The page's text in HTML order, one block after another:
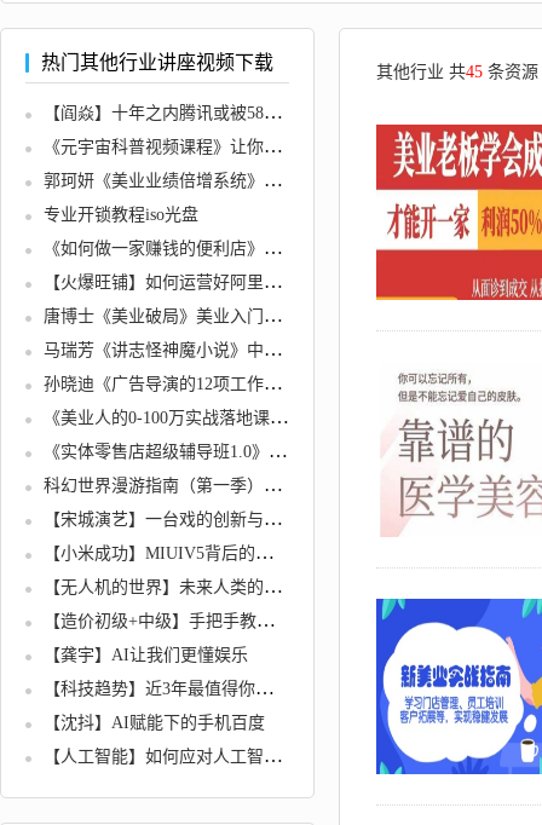
热门其他行业讲座视频下载
【阎焱】十年之内腾讯或被58超越
《元宇宙科普视频课程》让你系统了解元宇宙，先人一步站在风口上
郭珂妍《美业业绩倍增系统》很有价值的美业总裁必修课，实操性强
专业开锁教程iso光盘
《如何做一家赚钱的便利店》200w粉丝大V教你如何选址定位
【火爆旺铺】如何运营好阿里巴巴诚信通
唐博士《美业破局》美业入门知识库，美业管理进阶之路
马瑞芳《讲志怪神魔小说》中国文学的妖怪宇宙
孙晓迪《广告导演的12项工作》入门基础教程视频
《美业人的0-100万实战落地课》教你玩转美业营销
《实体零售店超级辅导班1.0》学习什么是社区生意
科幻世界漫游指南（第一季）快速便捷地了解科幻背后的科学知识
【宋城演艺】一台戏的创新与扩张
【小米成功】MIUIV5背后的设计思维
【无人机的世界】未来人类的交通与物流
【造价初级+中级】手把手教你编制商务标.技术标
【龚宇】AI让我们更懂娱乐
【科技趋势】近3年最值得你投资的5个科技领域
【沈抖】AI赋能下的手机百度
【人工智能】如何应对人工智能时代的机遇和挑战？
其他行业 共45 条资源